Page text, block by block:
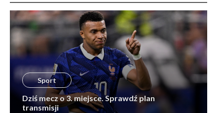
Sport
Dziś mecz o 3. miejsce. Sprawdź plan
transmisji